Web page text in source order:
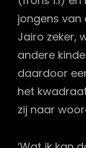
jongens van
Jairo zeker,
andere
daardoor
het
zij naar